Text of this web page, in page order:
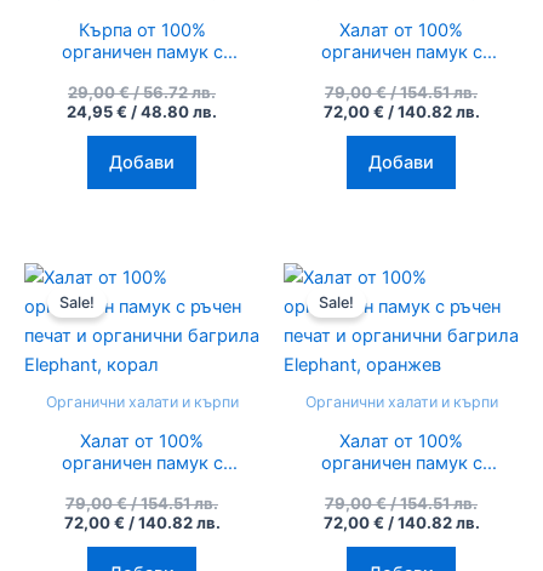
Кърпа от 100%
органичен памук с
органични багрила
Evil Eye Protection,
фуксия
29,00€/ 56.72 лв.
24,95€ / 48.80 лв.
Добави
Халат от 100%
органичен памук с
органични багрила
Elephant, зелен
79,00€/ 154.51 лв.
72,00€ / 140.82 лв.
Добави
Sale!
Органични халати и кърпи
Халат от 100%
органичен памук с
органични багрила
Elephant, корал
79,00€/ 154.51 лв.
was:
79,00 €
/
72,00€ / 140.82 лв.
Текущата
е:
72,00 €
/
Sale!
Органични халати и кърпи
Халат от 100%
органичен памук с
органични багрила
Elephant, оранжев
79,00€/ 154.51 лв.
was:
79,00 €
/
72,00€ / 140.82 лв.
е:
72,00 €
/